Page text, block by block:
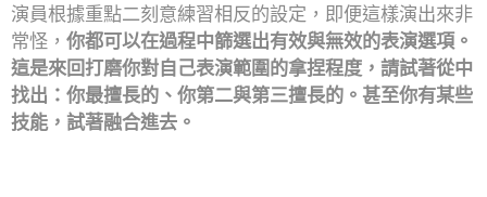
演員根據重點二刻意練習相反的設定，即便這樣演出來非
常怪， 你都可以在過程中篩選出有效與無效的表演選項。
這是來回打磨你對自己表演範圍的拿捏程度，請試著從中
找出：你最擅長的、你第二與第三擅長的。甚至你有某些
技能，試著融合進去。